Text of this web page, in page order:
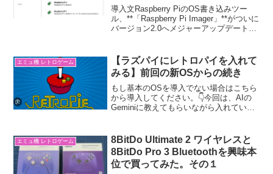
パイのOS書き込みが超進化！
Raspberry Pi Imager 2.0 完全ガ
イド）
導入文Raspberry PiのOS書き込みツー
ル、**「Raspberry Pi Imager」**がついに
バージョン2.0へメジャーアップデートさ
で進める「ウィザー...
エミュ機 レトロゲーム
【ラズパイにレトロパイを入れて
みる】前回の新OSからの続き
もし基本のOSを導入でない場合はこちら
から導入してください。👇今回は、AIの
Geminiに教えてもらいながら入れていき
を報告と共に記録しておきます。まだま
だラズパイ歴１...
エミュ機 レトロゲーム
8BitDo Ultimate 2 ワイヤレスと
8BitDo Pro 3 Bluetoothを興味本
位で買ってみた。その１